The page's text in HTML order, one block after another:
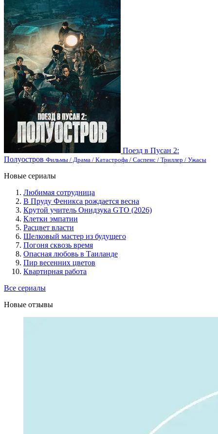
Поезд в Пусан 2:
Полуостров Фильмы / Драма / Катастрофа / Саспенс / Триллер / Ужасы
Новые сериалы
Любимая сотрудница
В Пруду Феникса рождается весна
Крутой учитель Онидзука GTO (2026)
Клетки эмпатии
Расцвет власти
Шелковый мастер из будущего
Погоня сквозь время
Опасная любовь в Таиланде
Пир весенних цветов
Квартирная работа
Все сериалы
Новые отзывы